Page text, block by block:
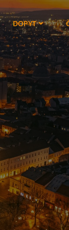
DOPYT